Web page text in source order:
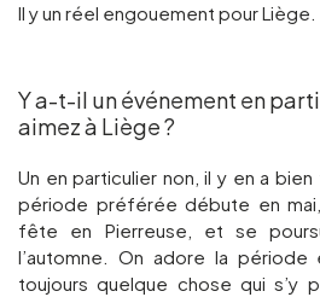
Il y un réel engouement pour Liège.
Y a-t-il un événement en
aimez à Liège ?
Un en particulier non, il y en a
période préférée débute en
fête en Pierreuse, et se
l’automne. On adore la
toujours quelque chose qui s’y